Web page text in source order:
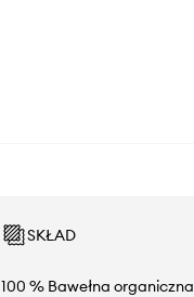
SKŁAD
100 % Bawełna organiczna